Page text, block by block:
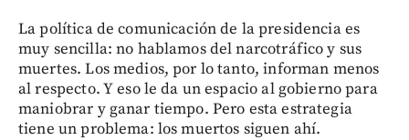
La política de comunicación de la presidencia es
muy sencilla: no hablamos del narcotráfico y sus
muertes. Los medios, por lo tanto, informan menos
al respecto. Y eso le da un espacio al gobierno para
maniobrar y ganar tiempo. Pero esta estrategia
tiene un problema: los muertos siguen ahí.